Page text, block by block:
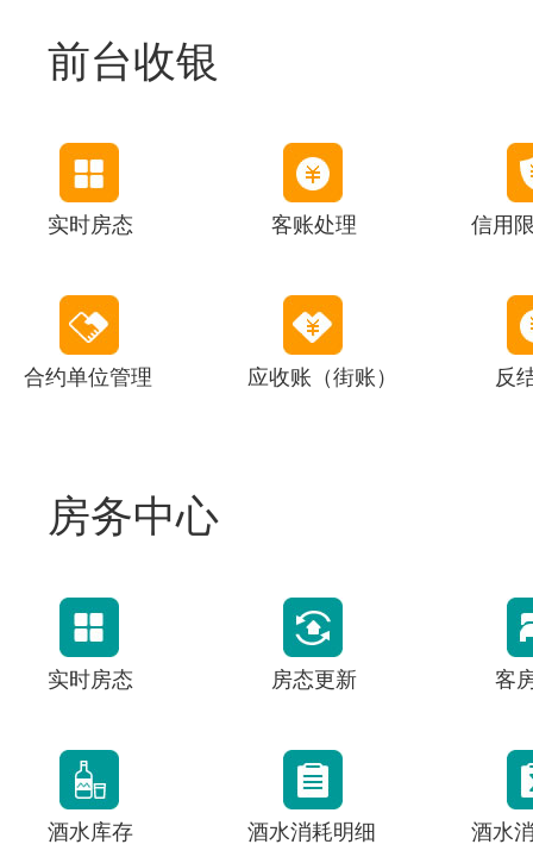
前台收银
实时房态 客账处理 信用
合约单位管理 应收账（街账） 反
房务中心
实时房态 房态更新 客
酒水库存 酒水消耗明细 酒水